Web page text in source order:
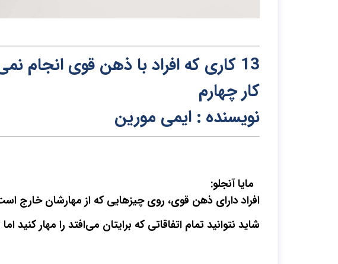
13 کاری که افراد با ذ هن قوی انجام
کار چهارم
نویسنده : ایمی مورین
مایا آنجلو:
افراد دارای ذهن قوی، روی چیزهایی که از مهارشان خارج
شاید نتوانید تمام اتفاقاتی که برایتان می‌افتد را مهار